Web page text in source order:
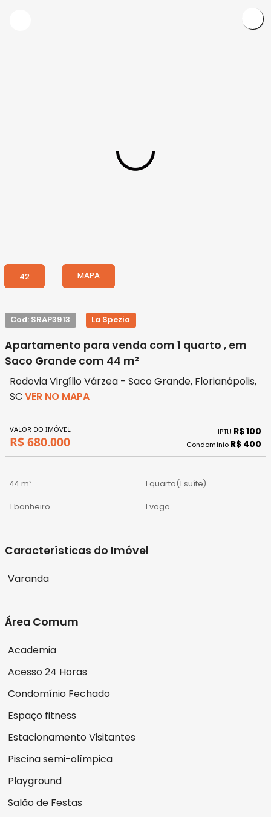
42 MAPA
Cod: SRAP3913 La Spezia
Apartamento para venda com 1 quarto , em
Saco Grande com 44 m²
Rodovia Virgílio Várzea - Saco Grande, Florianópolis,
SC VER NO MAPA
VALOR DO IMÓVEL
R$ 680.000
IPTU R$ 100
Condomínio R$ 400
44 m² 1 quarto(1 suíte)
1 banheiro 1 vaga
Características do Imóvel
Varanda
Área Comum
Academia
Acesso 24 Horas
Condomínio Fechado
Espaço fitness
Estacionamento Visitantes
Piscina semi-olímpica
Playground
Salão de Festas